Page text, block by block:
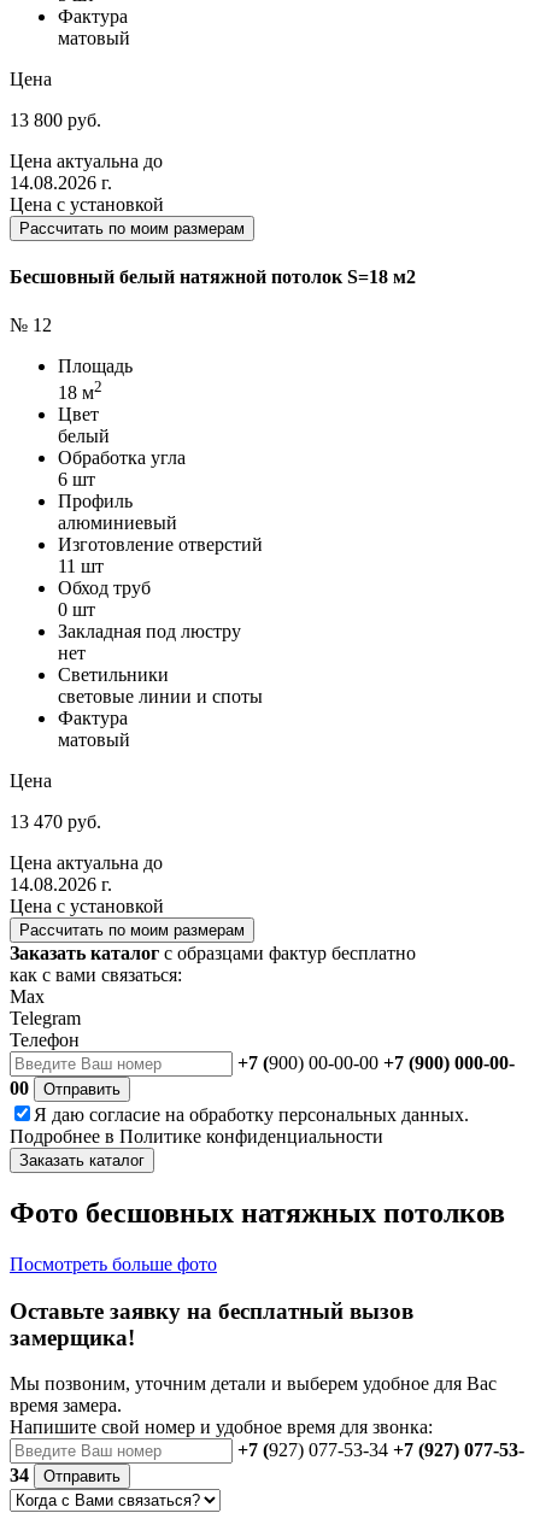
Фактура
матовый
Цена
13 800 руб.
Цена актуальна до
14.08.2026 г.
Цена с установкой
Рассчитать по моим размерам
Бесшовный белый натяжной потолок S=18 м2
№ 12
Площадь
18 м2
Цвет
белый
Обработка угла
6 шт
Профиль
алюминиевый
Изготовление отверстий
11 шт
Обход труб
0 шт
Закладная под люстру
нет
Светильники
световые линии и споты
Фактура
матовый
Цена
13 470 руб.
Цена актуальна до
14.08.2026 г.
Цена с установкой
Рассчитать по моим размерам
Заказать каталог с образцами фактур бесплатно
как с вами связаться:
Max
Telegram
Телефон
+7 (900) 00-00-00 +7 (900) 000-00-
00
Отправить
Я даю согласие на обработку персональных данных.
Подробнее в Политике конфиденциальности
Заказать каталог
Фото бесшовных натяжных потолков
Посмотреть больше фото
Оставьте заявку на бесплатный вызов
замерщика!
Мы позвоним, уточним детали и выберем удобное для Вас
время замера.
Напишите свой номер и удобное время для звонка:
+7 (927) 077-53-34 +7 (927) 077-53-
34
Отправить